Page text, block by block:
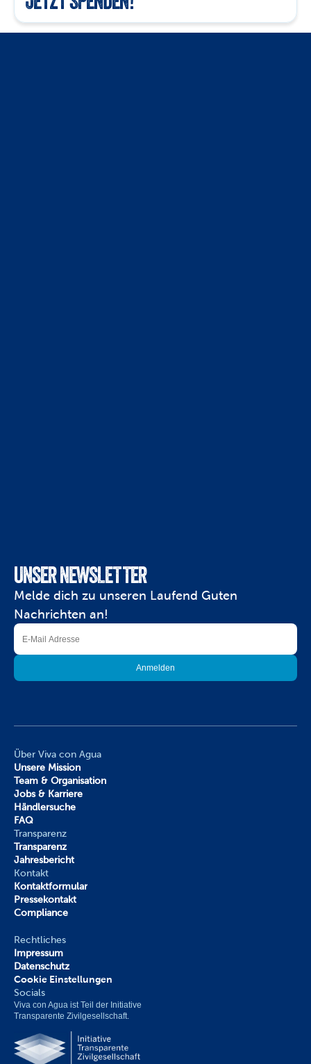
UNSER NEWSLETTER
Melde dich zu unseren Laufend Guten
Nachrichten an!
Über Viva con Agua
Unsere Mission
Team & Organisation
Jobs & Karriere
Händlersuche
FAQ
Transparenz
Transparenz
Jahresbericht
Kontakt
Kontaktformular
Pressekontakt
Compliance
Rechtliches
Impressum
Datenschutz
Cookie Einstellungen
Socials
Viva con Agua ist Teil der Initiative
Transparente Zivilgesellschaft.